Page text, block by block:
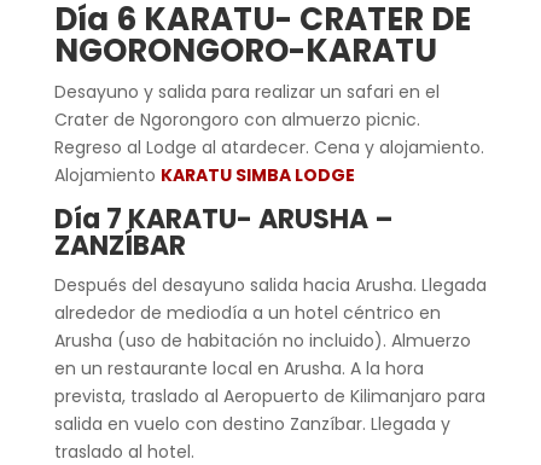
Día 6 KARATU- CRATER DE
NGORONGORO-KARATU
Desayuno y salida para realizar un safari en el
Crater de Ngorongoro con almuerzo picnic.
Regreso al Lodge al atardecer. Cena y alojamiento.
Alojamiento KARATU SIMBA LODGE
Día 7 KARATU- ARUSHA –
ZANZÍBAR
Después del desayuno salida hacia Arusha. Llegada
alrededor de mediodía a un hotel céntrico en
Arusha (uso de habitación no incluido). Almuerzo
en un restaurante local en Arusha. A la hora
prevista, traslado al Aeropuerto de Kilimanjaro para
salida en vuelo con destino Zanzíbar. Llegada y
traslado al hotel.